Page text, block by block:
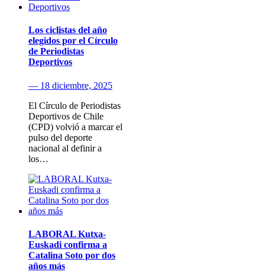
Los ciclistas del año
elegidos por el Círculo
de Periodistas
Deportivos
— 18 diciembre, 2025
El Círculo de Periodistas
Deportivos de Chile
(CPD) volvió a marcar el
pulso del deporte
nacional al definir a
los…
LABORAL Kutxa-
Euskadi confirma a
Catalina Soto por dos
años más